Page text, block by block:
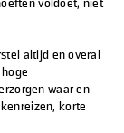
voldoet, niet
altijd en overal
waar en
korte